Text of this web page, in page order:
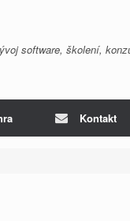
software, školení,
Kontakt